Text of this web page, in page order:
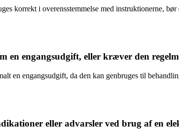
korrekt i overensstemmelse med instruktionerne,
en engangsudgift, eller kræver den
en engangsudgift, da den kan genbruges til
eller advarsler ved brug af en